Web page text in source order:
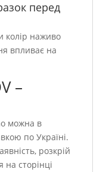
перед
колір наживо
впливає на
–
можна в
по Україні.
розкрій
на сторінці